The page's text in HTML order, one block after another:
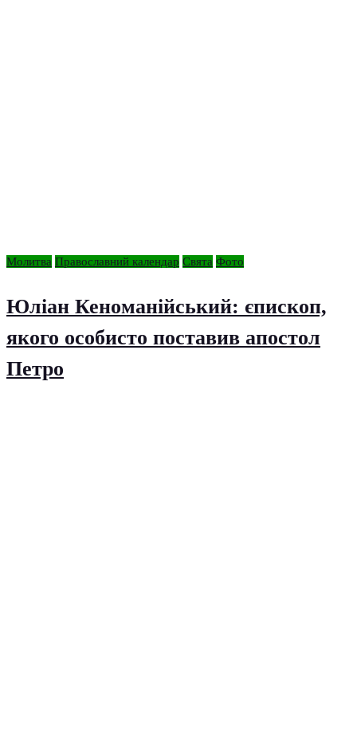
Молитва Православний календар Свята Фото
Юліан Кеноманійський: єпископ,
якого особисто поставив апостол
Петро